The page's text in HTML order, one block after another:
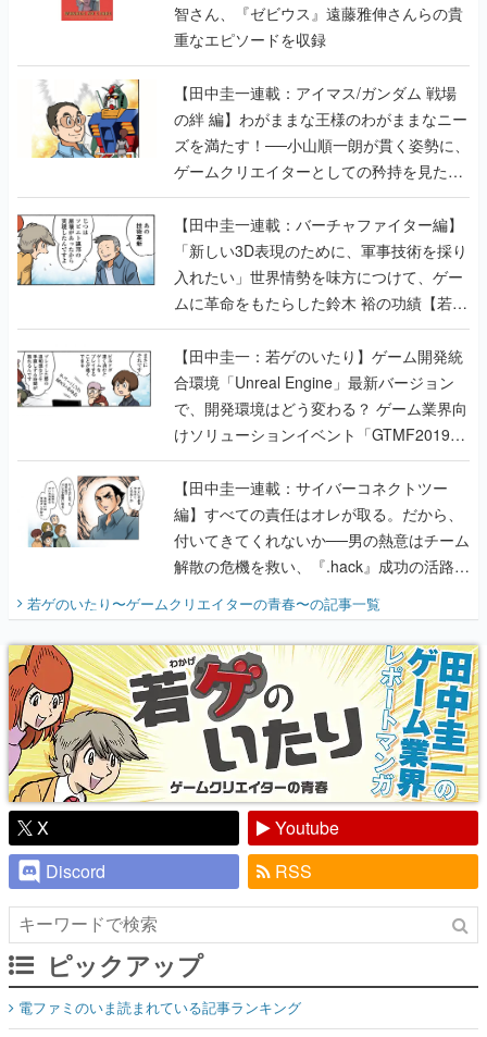
智さん、『ゼビウス』遠藤雅伸さんらの貴
重なエピソードを収録
【田中圭一連載：アイマス/ガンダム 戦場
の絆 編】わがままな王様のわがままなニー
ズを満たす！──小山順一朗が貫く姿勢に、
ゲームクリエイターとしての矜持を見た
【若ゲのいたり最終回】
【田中圭一連載：バーチャファイター編】
「新しい3D表現のために、軍事技術を採り
入れたい」世界情勢を味方につけて、ゲー
ムに革命をもたらした鈴木 裕の功績【若ゲ
のいたり】
【田中圭一：若ゲのいたり】ゲーム開発統
合環境「Unreal Engine」最新バージョン
で、開発環境はどう変わる？ ゲーム業界向
けソリューションイベント「GTMF2019」
に行って、より理解を深めよう【PR】
【田中圭一連載：サイバーコネクトツー
編】すべての責任はオレが取る。だから、
付いてきてくれないか──男の熱意はチーム
解散の危機を救い、『.hack』成功の活路を
開く。業界の快男児・松山 洋に流れる血は
『少年ジャンプ』色だった【若ゲのいた
り】
若ゲのいたり〜ゲームクリエイターの青春〜の記事一覧
X
Youtube
Discord
RSS
ピックアップ
電ファミのいま読まれている記事ランキング